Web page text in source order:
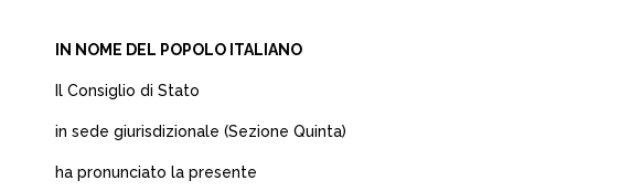
IN NOME DEL POPOLO ITALIANO
Il Consiglio di Stato
in sede giurisdizionale (Sezione Quinta)
ha pronunciato la presente